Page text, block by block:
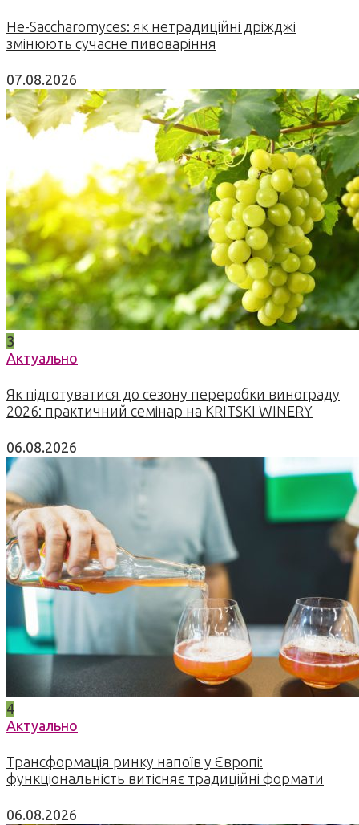
Не-Saccharomyces: як нетрадиційні дріжджі
змінюють сучасне пивоваріння
07.08.2026
3
Актуально
Як підготуватися до сезону переробки винограду
2026: практичний семінар на KRITSKI WINERY
06.08.2026
4
Актуально
Трансформація ринку напоїв у Європі:
функціональність витісняє традиційні формати
06.08.2026